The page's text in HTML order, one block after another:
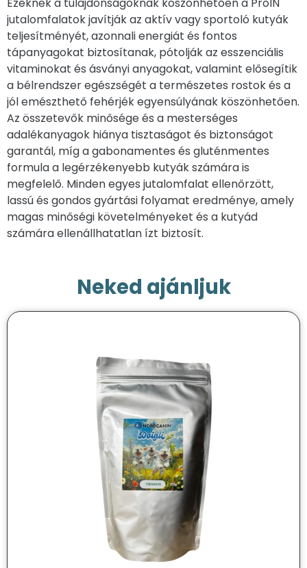
jutalomfalatok javítják az aktív vagy sportoló kutyák
teljesítményét, azonnali energiát és fontos
tápanyagokat biztosítanak, pótolják az esszenciális
vitaminokat és ásványi anyagokat, valamint elősegítik
a bélrendszer egészségét a természetes rostok és a
jól emészthető fehérjék egyensúlyának köszönhetően.
Az összetevők minősége és a mesterséges
adalékanyagok hiánya tisztaságot és biztonságot
garantál, míg a gabonamentes és gluténmentes
formula a legérzékenyebb kutyák számára is
megfelelő. Minden egyes jutalomfalat ellenőrzött,
lassú és gondos gyártási folyamat eredménye, amely
magas minőségi követelményeket és a kutyád
számára ellenállhatatlan ízt biztosít.
Neked ajánljuk